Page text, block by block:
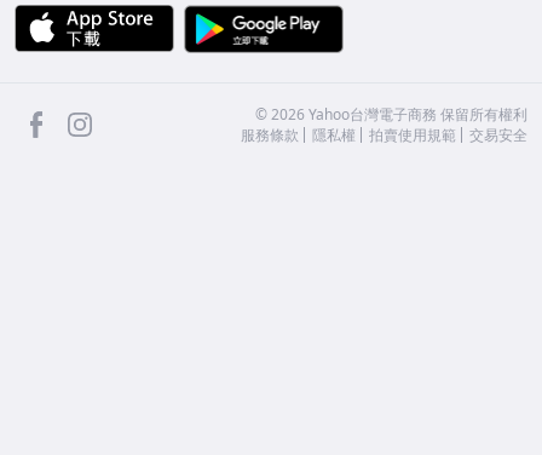
APP Store
facebook ©2026 Yahoo台灣電子商務 保留所有權利
服務條款
隱私權 拍賣使用規範 交易安全